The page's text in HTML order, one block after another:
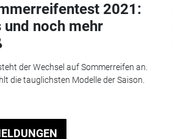
2021:
und noch mehr
der Wechsel auf Sommerreifen an.
die tauglichsten Modelle der Saison.